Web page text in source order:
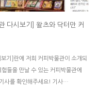
다시보기] 왈츠와 닥터만 커
기]란에 저희 커피박물관이 소개되
들을 만날 수 있는 커피박물관에
사를 확인해주세요! 기사…